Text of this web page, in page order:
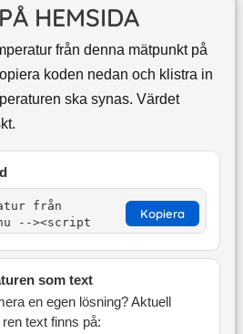
HEMSIDA
från denna mätpunkt på
koden nedan och klistra in
ska synas. Värdet
Kopiera
som text
en egen lösning? Aktuell
text finns på: